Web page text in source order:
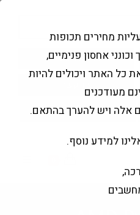
בקשה להצעה
מחירים תכופות
אחסון פנימיים,
כל האתר ויכולים להיות
מעודכנים
אלה ויש להערך בהתאם.
למידע נוסף.